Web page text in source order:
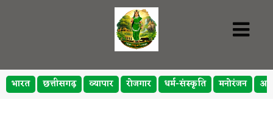
भारत छत्तीसगढ़ व्यापार रोजगार धर्म-संस्कृति मनोरंजन